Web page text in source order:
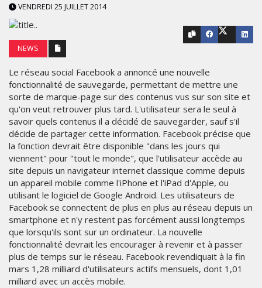
VENDREDI 25 JUILLET 2014
NEWS
Le réseau social Facebook a annoncé une nouvelle
fonctionnalité de sauvegarde, permettant de mettre une
sorte de marque-page sur des contenus vus sur son site et
qu'on veut retrouver plus tard. L'utilisateur sera le seul à
savoir quels contenus il a décidé de sauvegarder, sauf s'il
décide de partager cette information. Facebook précise que
la fonction devrait être disponible "dans les jours qui
viennent" pour "tout le monde", que l'utilisateur accède au
site depuis un navigateur internet classique comme depuis
un appareil mobile comme l'iPhone et l'iPad d'Apple, ou
utilisant le logiciel de Google Android. Les utilisateurs de
Facebook se connectent de plus en plus au réseau depuis un
smartphone et n'y restent pas forcément aussi longtemps
que lorsqu'ils sont sur un ordinateur. La nouvelle
fonctionnalité devrait les encourager à revenir et à passer
plus de temps sur le réseau. Facebook revendiquait à la fin
mars 1,28 milliard d'utilisateurs actifs mensuels, dont 1,01
milliard avec un accès mobile.